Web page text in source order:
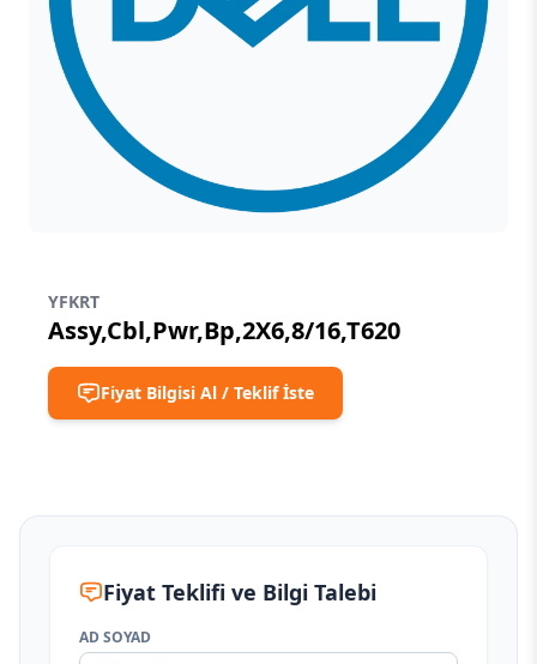
YFKRT
Assy,Cbl,Pwr,Bp,2X6,8/16,T620
Fiyat Bilgisi Al / Teklif İste
Fiyat Teklifi ve Bilgi Talebi
AD SOYAD